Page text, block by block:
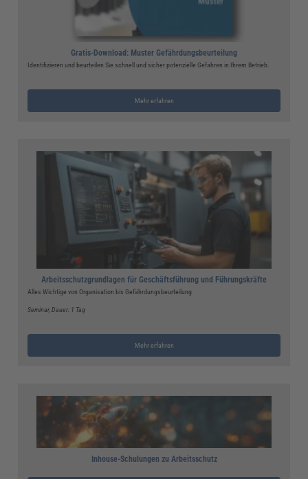
Gratis-Download: Muster Gefährdungsbeurteilung
Identifizieren und beurteilen Sie schnell und sicher potenzielle Gefahren in Ihrem Betrieb.
Mehr erfahren
Arbeitsschutzgrundlagen für Geschäftsführung und Führungskräfte
Alles Wichtige von Organisation bis Gefährdungsbeurteilung
Seminar, Dauer: 1 Tag
Mehr erfahren
Inhouse-Schulungen zu Arbeitsschutz